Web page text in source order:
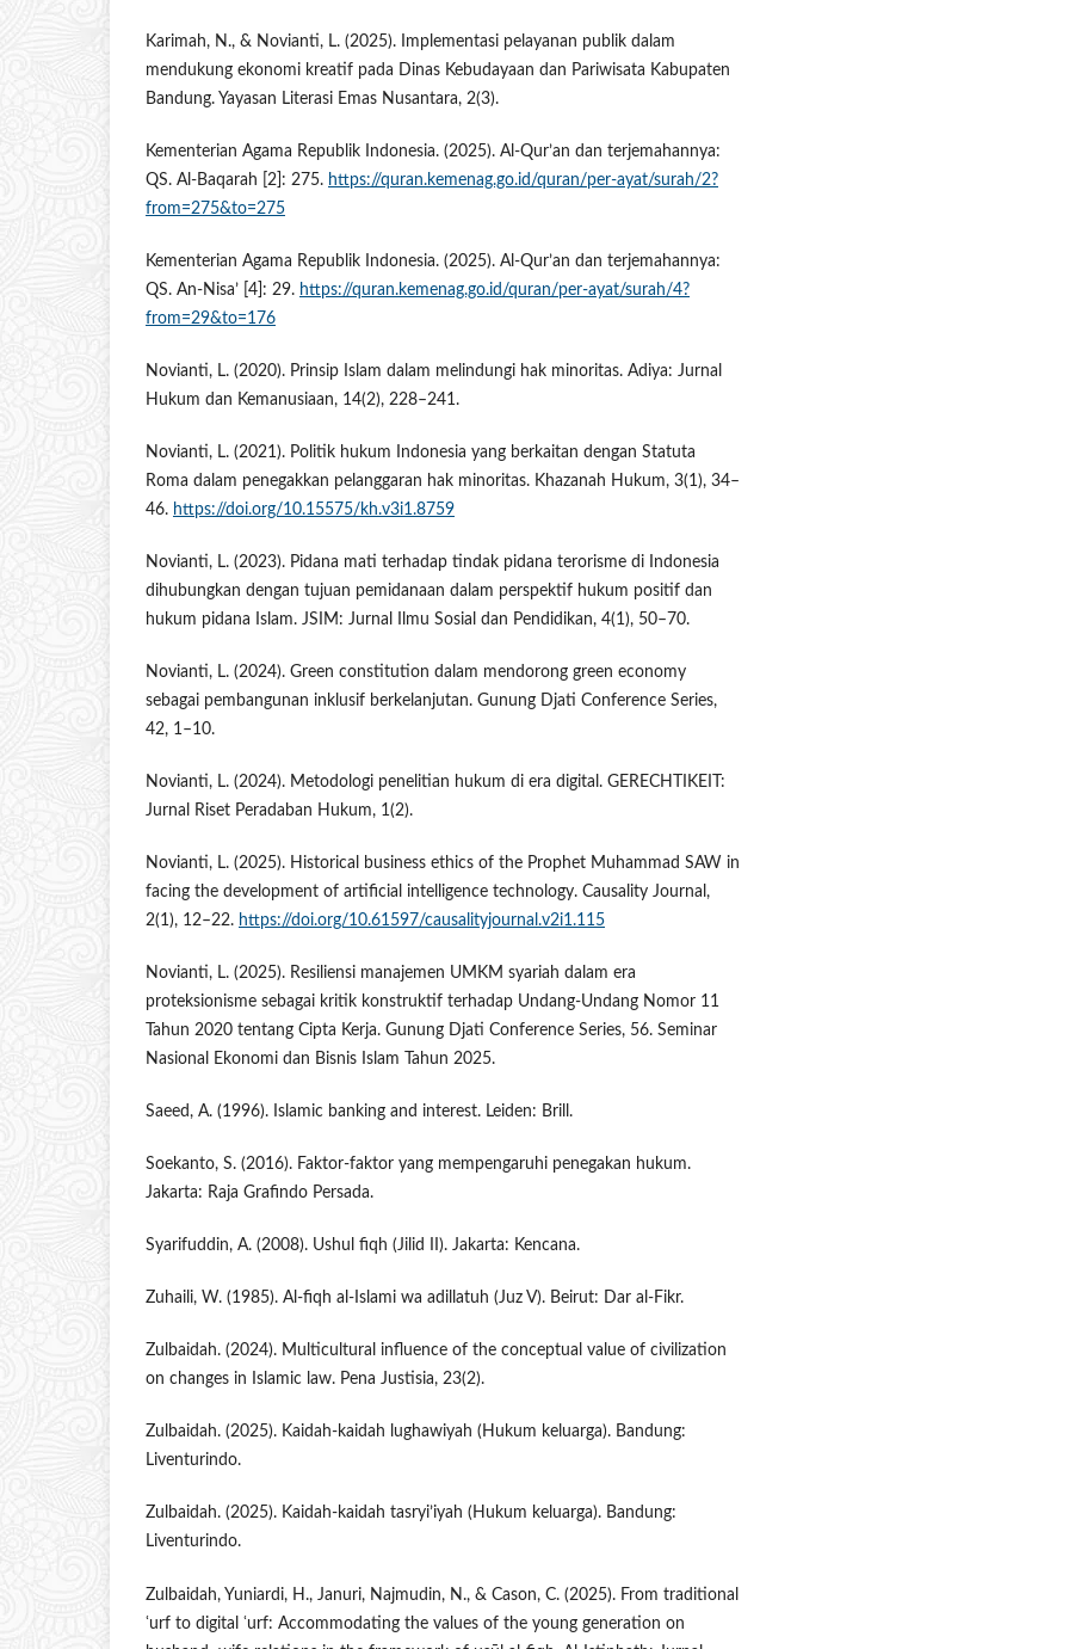
Karimah, N., & Novianti, L. (2025). Implementasi pelayanan publik dalam
mendukung ekonomi kreatif pada Dinas Kebudayaan dan Pariwisata Kabupaten
Bandung. Yayasan Literasi Emas Nusantara, 2(3).
Kementerian Agama Republik Indonesia. (2025). Al-Qur’an dan terjemahannya:
QS. Al-Baqarah [2]: 275. https://quran.kemenag.go.id/quran/per-ayat/surah/2?
from=275&to=275
Kementerian Agama Republik Indonesia. (2025). Al-Qur’an dan terjemahannya:
QS. An-Nisa’ [4]: 29. https://quran.kemenag.go.id/quran/per-ayat/surah/4?
from=29&to=176
Novianti, L. (2020). Prinsip Islam dalam melindungi hak minoritas. Adiya: Jurnal
Hukum dan Kemanusiaan, 14(2), 228–241.
Novianti, L. (2021). Politik hukum Indonesia yang berkaitan dengan Statuta
Roma dalam penegakkan pelanggaran hak minoritas. Khazanah Hukum, 3(1), 34–
46. https://doi.org/10.15575/kh.v3i1.8759
Novianti, L. (2023). Pidana mati terhadap tindak pidana terorisme di Indonesia
dihubungkan dengan tujuan pemidanaan dalam perspektif hukum positif dan
hukum pidana Islam. JSIM: Jurnal Ilmu Sosial dan Pendidikan, 4(1), 50–70.
Novianti, L. (2024). Green constitution dalam mendorong green economy
sebagai pembangunan inklusif berkelanjutan. Gunung Djati Conference Series,
42, 1–10.
Novianti, L. (2024). Metodologi penelitian hukum di era digital. GERECHTIKEIT:
Jurnal Riset Peradaban Hukum, 1(2).
Novianti, L. (2025). Historical business ethics of the Prophet Muhammad SAW in
facing the development of artificial intelligence technology. Causality Journal,
2(1), 12–22. https://doi.org/10.61597/causalityjournal.v2i1.115
Novianti, L. (2025). Resiliensi manajemen UMKM syariah dalam era
proteksionisme sebagai kritik konstruktif terhadap Undang-Undang Nomor 11
Tahun 2020 tentang Cipta Kerja. Gunung Djati Conference Series, 56. Seminar
Nasional Ekonomi dan Bisnis Islam Tahun 2025.
Saeed, A. (1996). Islamic banking and interest. Leiden: Brill.
Soekanto, S. (2016). Faktor-faktor yang mempengaruhi penegakan hukum.
Jakarta: Raja Grafindo Persada.
Syarifuddin, A. (2008). Ushul fiqh (Jilid II). Jakarta: Kencana.
Zuhaili, W. (1985). Al-fiqh al-Islami wa adillatuh (Juz V). Beirut: Dar al-Fikr.
Zulbaidah. (2024). Multicultural influence of the conceptual value of civilization
on changes in Islamic law. Pena Justisia, 23(2).
Zulbaidah. (2025). Kaidah-kaidah lughawiyah (Hukum keluarga). Bandung:
Liventurindo.
Zulbaidah. (2025). Kaidah-kaidah tasryi’iyah (Hukum keluarga). Bandung:
Liventurindo.
Zulbaidah, Yuniardi, H., Januri, Najmudin, N., & Cason, C. (2025). From traditional
ʿurf to digital ʿurf: Accommodating the values of the young generation on